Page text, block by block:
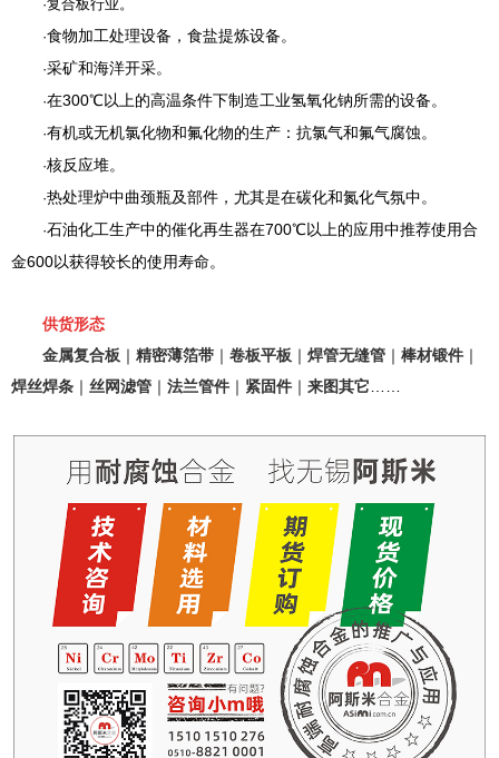
·复合板行业。
·食物加工处理设备，食盐提炼设备。
·采矿和海洋开采。
·在300℃以上的高温条件下制造工业氢氧化钠所需的设备。
·有机或无机氯化物和氟化物的生产：抗氯气和氟气腐蚀。
·核反应堆。
·热处理炉中曲颈瓶及部件，尤其是在碳化和氮化气氛中。
·石油化工生产中的催化再生器在700℃以上的应用中推荐使用合
金600以获得较长的使用寿命。
供货形态
金属复合板 ｜ 精密薄箔带 ｜ 卷板平板 ｜ 焊管无缝管 ｜ 棒材锻件 ｜
焊丝焊条 ｜ 丝网滤管 ｜ 法兰管件 ｜ 紧固件 ｜ 来图其它